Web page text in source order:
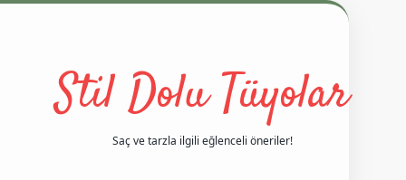
Stil Dolu Tüyolar
Saç ve tarzla ilgili eğlenceli öneriler!